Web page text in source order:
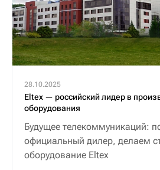
28.10.2025
Eltex — российский лидер в
оборудования
Будущее телекоммуникаций:
официальный дилер, делаем
оборудование Eltex